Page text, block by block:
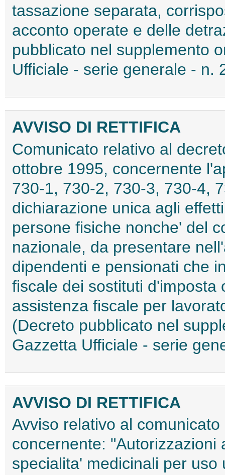
tassazione separata,
acconto operate e delle
pubblicato nel supplemento
Ufficiale - serie generale - n.
AVVISO DI RETTIFICA
Comunicato relativo al
ottobre 1995, concernente
730-1, 730-2, 730-3, 730-4,
dichiarazione unica agli
persone fisiche nonche' del
nazionale, da presentare
dipendenti e pensionati che
fiscale dei sostituti d'imposta
assistenza fiscale per
(Decreto pubblicato nel
Gazzetta Ufficiale - serie
AVVISO DI RETTIFICA
Avviso relativo al
concernente:
specialita' medicinali per